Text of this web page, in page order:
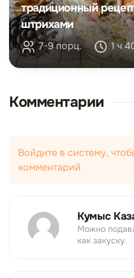
традиционный
штрихами
7-9 порц. 1 ч
Комментарии
Войдите в систему,
комментарий
Кумыс
Можно
как закуску.